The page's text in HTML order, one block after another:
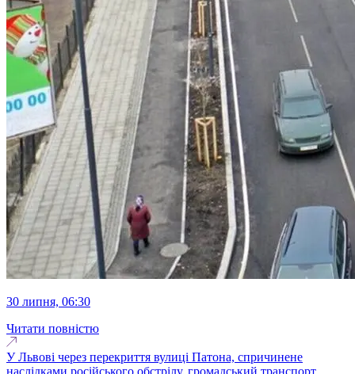
30 липня, 06:30
Читати повністю
У Львові через перекриття вулиці Патона, спричинене
наслідками російського обстрілу, громадський транспорт